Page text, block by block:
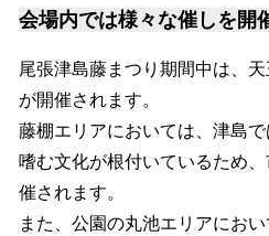
会場内では様々な催しを開
尾張津島藤まつり期間中は、
が開催されます。
藤棚エリアにおいては、津島
嗜む文化が根付いているため
催されます。
また、公園の丸池エリアにお